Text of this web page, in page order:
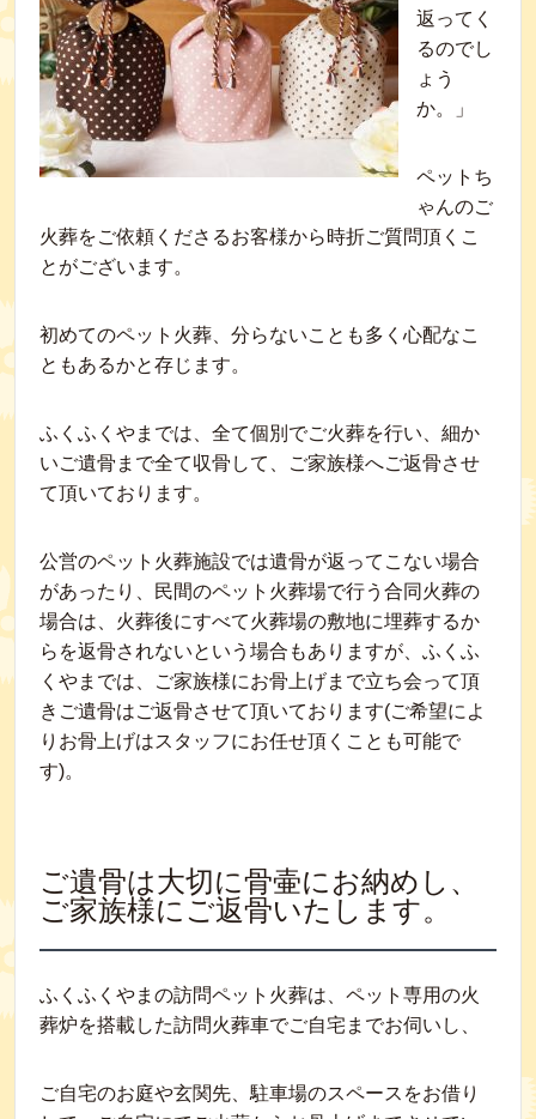
返ってく
るのでし
ょう
か。」
ペットち
ゃんのご
火葬をご依頼くださるお客様から時折ご質問頂くこ
とがございます。
初めてのペット火葬、分らないことも多く心配なこ
ともあるかと存じます。
ふくふくやまでは、全て個別でご火葬を行い、細か
いご遺骨まで全て収骨して、ご家族様へご返骨させ
て頂いております。
公営のペット火葬施設では遺骨が返ってこない場合
があったり、民間のペット火葬場で行う合同火葬の
場合は、火葬後にすべて火葬場の敷地に埋葬するか
らを返骨されないという場合もありますが、ふくふ
くやまでは、ご家族様にお骨上げまで立ち会って頂
きご遺骨はご返骨させて頂いております(ご希望によ
りお骨上げはスタッフにお任せ頂くことも可能で
す)。
ご遺骨は大切に骨壷にお納めし、
ご家族様にご返骨いたします。
ふくふくやまの訪問ペット火葬は、ペット専用の火
葬炉を搭載した訪問火葬車でご自宅までお伺いし、
ご自宅のお庭や玄関先、駐車場のスペースをお借り